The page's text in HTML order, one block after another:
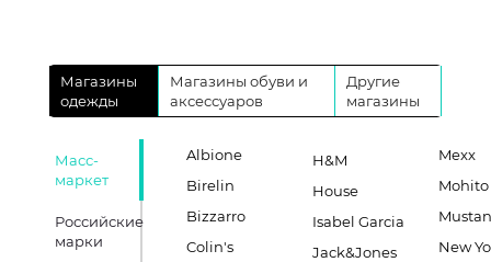
Магазины
одежды
Магазины обуви и
аксессуаров
Другие
магазины
Масс-
маркет
Российские
марки
Albione
Birelin
Bizzarro
Colin's
H&M
House
Isabel Garcia
Jack&Jones
Mexx
Mohito
New